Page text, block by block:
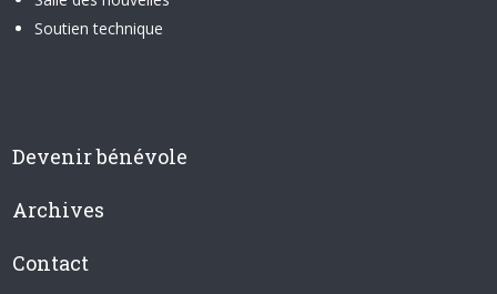
Soutien technique
Devenir bénévole
Archives
Contact